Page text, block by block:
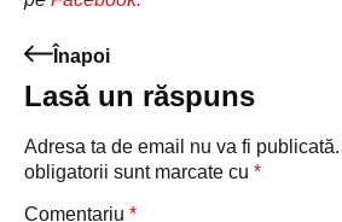
Înapoi
Lasă un răspuns
Adresa ta de email nu va fi publicată.
obligatorii sunt marcate cu *
Comentariu *